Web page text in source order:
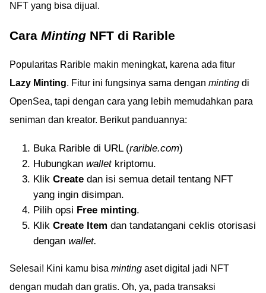
NFT yang bisa dijual.
Cara Minting NFT di Rarible
Popularitas Rarible makin meningkat, karena ada fitur
Lazy Minting. Fitur ini fungsinya sama dengan minting di
OpenSea, tapi dengan cara yang lebih memudahkan para
seniman dan kreator. Berikut panduannya:
Buka Rarible di URL (rarible.com)
Hubungkan walletkriptomu.
Klik Create dan isi semua detail tentang NFT
yang ingin disimpan.
Pilih opsi Free minting.
Klik Create Item dan tandatangani ceklis otorisasi
dengan wallet.
Selesai! Kini kamu bisa minting aset digital jadi NFT
dengan mudah dan gratis. Oh, ya, pada transaksi